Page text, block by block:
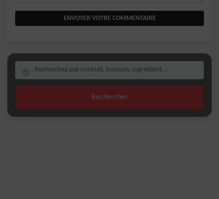
ENVOYER VOTRE COMMENTAIRE
Rechercher